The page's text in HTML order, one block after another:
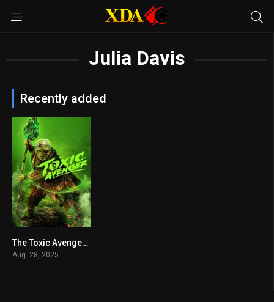
Julia Davis
Recently added
6.3The Toxic Avenger Unrated
Aug. 28, 2025